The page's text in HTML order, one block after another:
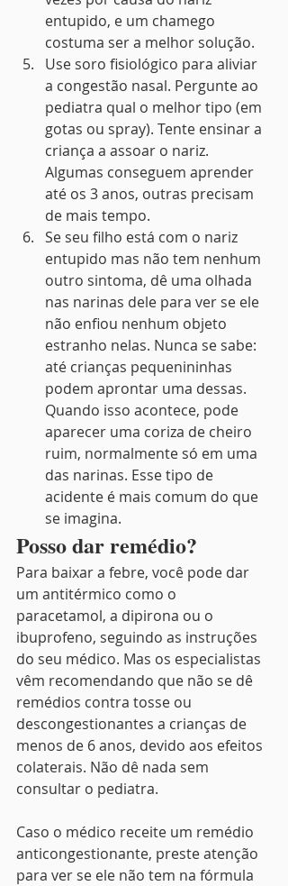
entupido, e um chamego
costuma ser a melhor solução.
Use soro fisiológico para aliviar
a congestão nasal. Pergunte ao
pediatra qual o melhor tipo (em
gotas ou spray). Tente ensinar a
criança a assoar o nariz.
Algumas conseguem aprender
até os 3 anos, outras precisam
de mais tempo.
Se seu filho está com o nariz
entupido mas não tem nenhum
outro sintoma, dê uma olhada
nas narinas dele para ver se ele
não enfiou nenhum objeto
estranho nelas. Nunca se sabe:
até crianças pequenininhas
podem aprontar uma dessas.
Quando isso acontece, pode
aparecer uma coriza de cheiro
ruim, normalmente só em uma
das narinas. Esse tipo de
acidente é mais comum do que
se imagina.
Posso dar remédio?
Para baixar a febre, você pode dar
um antitérmico como o
paracetamol, a dipirona ou o
ibuprofeno, seguindo as instruções
do seu médico. Mas os especialistas
vêm recomendando que não se dê
remédios contra tosse ou
descongestionantes a crianças de
menos de 6 anos, devido aos efeitos
colaterais. Não dê nada sem
consultar o pediatra.
Caso o médico receite um remédio
anticongestionante, preste atenção
para ver se ele não tem na fórmula